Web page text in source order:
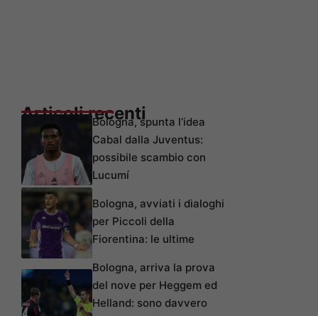
Articoli recentiBologna, spunta l’idea
Cabal dalla Juventus:
possibile scambio con
Lucumí
Bologna, avviati i dialoghi
per Piccoli della
Fiorentina: le ultime
Bologna, arriva la prova
del nove per Heggem ed
Helland: sono davvero